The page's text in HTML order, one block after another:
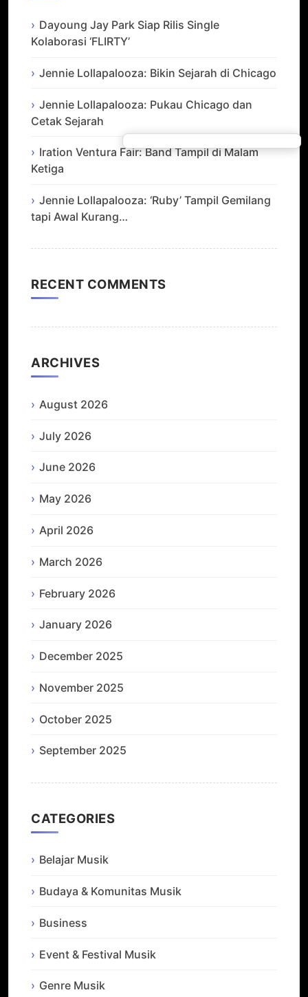
Dayoung Jay Park Siap Rilis Single
Kolaborasi ‘FLIRTY’
Jennie Lollapalooza: Bikin Sejarah di Chicago
Jennie Lollapalooza: Pukau Chicago dan
Cetak Sejarah
Iration Ventura Fair: Band Tampil di Malam
Ketiga
Jennie Lollapalooza: ‘Ruby’ Tampil Gemilang
tapi Awal Kurang…
RECENT COMMENTS
ARCHIVES
August 2026
July 2026
June 2026
May 2026
April 2026
March 2026
February 2026
January 2026
December 2025
November 2025
October 2025
September 2025
CATEGORIES
Belajar Musik
Budaya & Komunitas Musik
Business
Event & Festival Musik
Genre Musik